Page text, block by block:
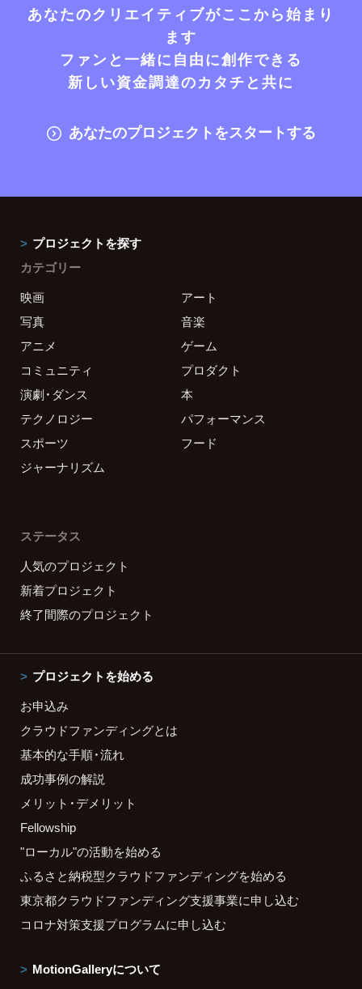
あなたのクリエイティブがここから始まり
ます
ファンと一緒に自由に創作できる
新しい資金調達のカタチと共に
あなたのプロジェクトをスタートする
プロジェクトを探す
カテゴリー
映画
アート
写真
音楽
アニメ
ゲーム
コミュニティ
プロダクト
演劇・ダンス
本
テクノロジー
パフォーマンス
スポーツ
フード
ジャーナリズム
ステータス
人気のプロジェクト
新着プロジェクト
終了間際のプロジェクト
プロジェクトを始める
お申込み
クラウドファンディングとは
基本的な手順・流れ
成功事例の解説
メリット・デメリット
Fellowship
"ローカル"の活動を始める
ふるさと納税型クラウドファンディングを始める
東京都クラウドファンディング支援事業に申し込む
コロナ対策支援プログラムに申し込む
MotionGalleryについて